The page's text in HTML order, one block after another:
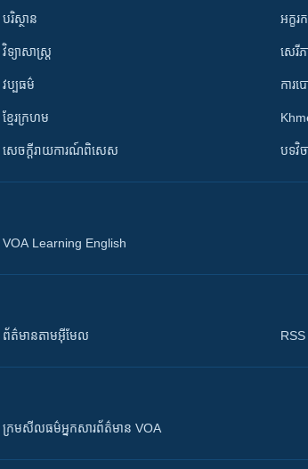
បរិស្ថាន
វិទ្យាសាស្រ្ត
វប្បធម៌
ខ្មែរក្រហម
សេចក្តីរាយការណ៍ពិសេស
អក្ខរ
សេរី
ការ
បទវិ
VOA Learning English
ព័ត៌មាន​តាម​អ៊ីមែល RSS
ក្រម​​​សីលធម៌​​​អ្នក​​​សារព័ត៌មាន VOA